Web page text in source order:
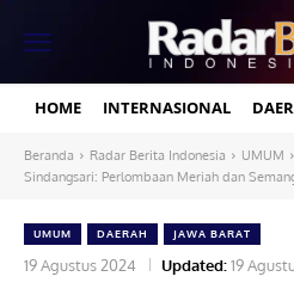
HOME INTERNASIONAL
Beranda Radar Berita Indonesia UMUM
Sindangsari: Perlombaan Meriah dan
UMUM DAERAH JAWA BARAT
19 Agustus 2024 Updated:19